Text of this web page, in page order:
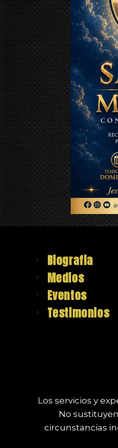
Biografia
Medios
Eventos
Testimonios
Los servicios y
No
circunstancias